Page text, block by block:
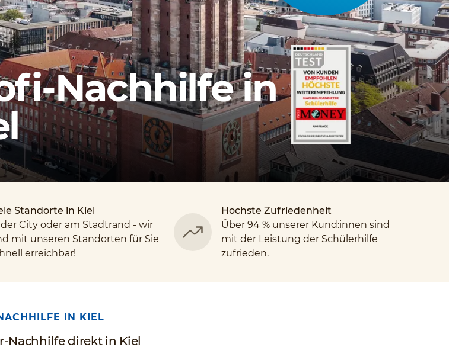
Nachhilfe in
Standorte in Kiel
City oder am Stadtrand - wir
mit unseren Standorten für Sie
erreichbar!
Höchste Zufriedenheit
Über 94 % unserer Kund:innen sind
mit der Leistung der Schülerhilfe
zufrieden.
IN KIEL
Nachhilfe direkt in Kiel